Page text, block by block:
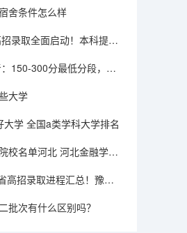
舍条件怎么样
2026年河南高招录取全面启动！本科提前批7月11日投档，7月13日首次征集志愿
2026山东高考：150-300分最低分段，如何确保有学上
大学
学 全国a类学科大学排名
金融民办二本院校名单河北 河北金融学院是一本还是二本大学
2026年7月各省高招录取进程汇总！豫苏浙鲁录取时间表一览
批次有什么区别吗？